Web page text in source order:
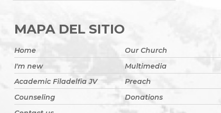
MAPA DEL SITIO
Home
Our Church
I'm new
Multimedia
Academic Filadelfia JV
Preach
Counseling
Donations